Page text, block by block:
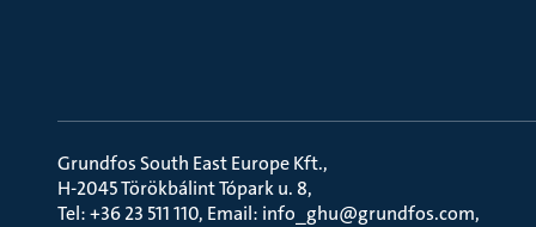
Grundfos South East Europe Kft.
H-2045 Törökbálint Tópark u. 8
Tel: +36 23 511 110, Email: info_ghu@grundfos.com